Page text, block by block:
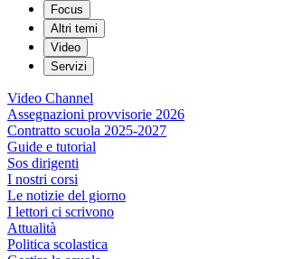
Focus
Altri temi
Video
Servizi
Video Channel
Assegnazioni provvisorie 2026
Contratto scuola 2025-2027
Guide e tutorial
Sos dirigenti
I nostri corsi
Le notizie del giorno
I lettori ci scrivono
Attualità
Politica scolastica